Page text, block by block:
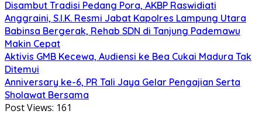
Disambut Tradisi Pedang Pora, AKBP Raswidiati
Anggraini, S.I.K. Resmi Jabat Kapolres Lampung Utara
Babinsa Bergerak, Rehab SDN di Tanjung Pademawu
Makin Cepat
Aktivis GMB Kecewa, Audiensi ke Bea Cukai Madura Tak
Ditemui
Anniversary ke-6, PR Tali Jaya Gelar Pengajian Serta
Sholawat Bersama
Post Views: 161